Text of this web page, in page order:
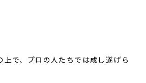
で、プロの人たちでは成し遂げら